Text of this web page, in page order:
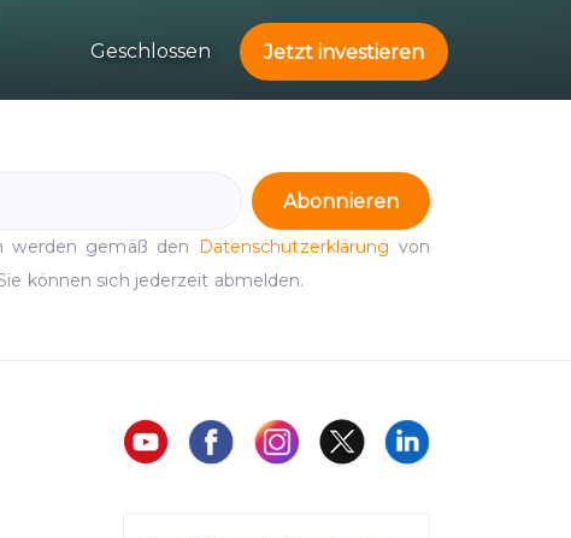
Geschlossen Jetzt investieren
Abonnieren
werden gemäß den Datenschutzerklärung von
können sich jederzeit abmelden.